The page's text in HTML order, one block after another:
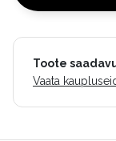
Toote
Vaata